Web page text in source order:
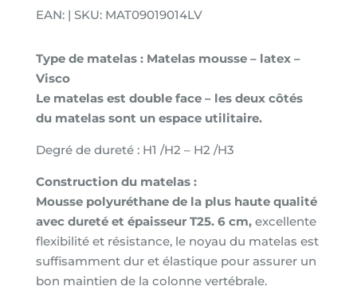
Gold
Latex
Visco,
épaisseur
14cm,
déhoussable
EAN: | SKU: MAT09019014LV
Type de matelas : Matelas mousse – latex –
Visco
Le matelas est double face – les deux côtés
du matelas sont un espace utilitaire.
Degré de dureté : H1 /H2 – H2 /H3
Construction du matelas :
Mousse polyuréthane de la plus haute qualité
avec dureté et épaisseur T25. 6 cm, excellente
flexibilité et résistance, le noyau du matelas est
suffisamment dur et élastique pour assurer un
bon maintien de la colonne vertébrale.